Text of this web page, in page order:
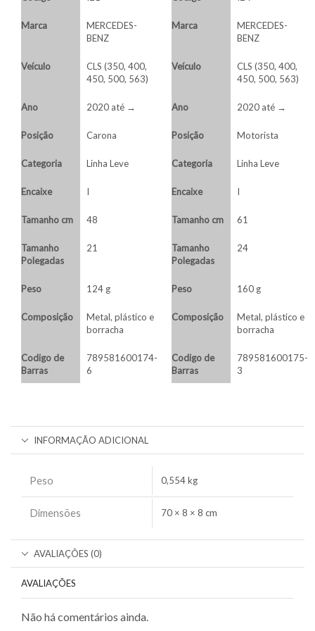
Marca
MERCEDES-
BENZ
Veículo
CLS (350, 400,
450, 500, 563)
Ano 2020 até →
Posição Carona
Categoria Linha Leve
Encaixe I
Tamanho cm 48
Tamanho
Polegadas
21
Peso 124 g
Composição
Metal, plástico e
borracha
Codigo de
Barras
789581600174-
6
Marca
MERCEDES-
BENZ
Veículo
CLS (350, 400,
450, 500, 563)
Ano 2020 até →
Posição Motorista
Categoria Linha Leve
Encaixe I
Tamanho cm 61
Tamanho
Polegadas
24
Peso 160 g
Composição
Metal, plástico e
borracha
Codigo de
Barras
789581600175-
3
INFORMAÇÃO ADICIONAL
Peso 0,554 kg
Dimensões 70 × 8 × 8 cm
AVALIAÇÕES (0)
AVALIAÇÕES
Não há comentários ainda.